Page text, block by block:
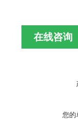
在线咨询
您的